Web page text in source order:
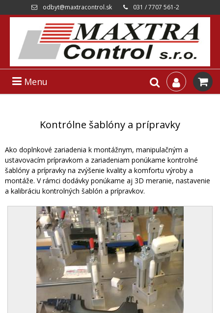
odbyt@maxtracontrol.sk 031 / 7707 561-2
Menu
Kontrólne šablóny a prípravky
Ako doplnkové zariadenia k montážnym, manipulačným a
ustavovacím prípravkom a zariadeniam ponúkame kontrolné
šablóny a prípravky na zvýšenie kvality a komfortu výroby a
montáže. V rámci dodávky ponúkame aj 3D meranie, nastavenie
a kalibráciu kontrolných šablón a prípravkov.